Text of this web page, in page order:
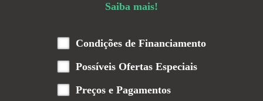
Saiba mais!
Condições de Financiamento
Possíveis Ofertas Especiais
Preços e Pagamentos